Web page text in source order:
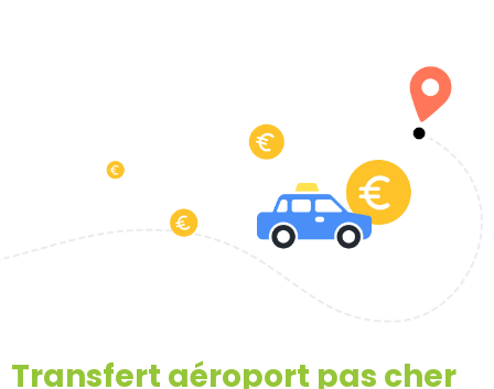
Transfert aéroport pas cher